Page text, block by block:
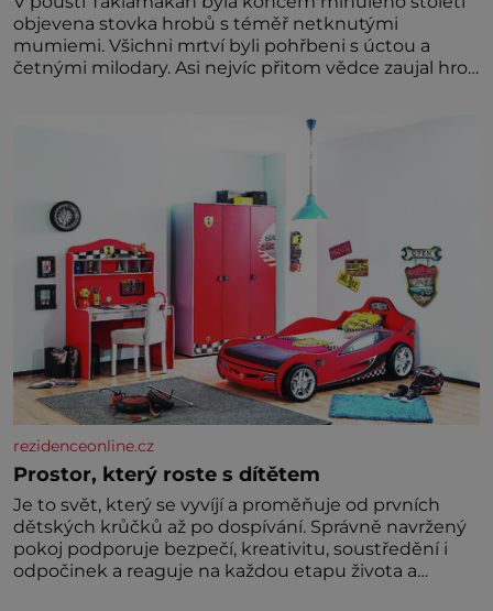
objevena stovka hrobů s téměř netknutými
mumiemi. Všichni mrtví byli pohřbeni s úctou a
četnými milodary. Asi nejvíc přitom vědce zaujal hrob
dávných lidí nesmírně dobře zachovalá, přičítají
odborníci zdejším klimatickým podmínkám. Sucho,
rezidenceonline.cz
Prostor, který roste s dítětem
Je to svět, který se vyvíjí a proměňuje od prvních
dětských krůčků až po dospívání. Správně navržený
pokoj podporuje bezpečí, kreativitu, soustředění i
odpočinek a reaguje na každou etapu života a